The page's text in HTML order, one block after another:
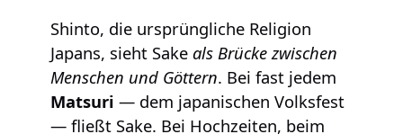
Shinto, die ursprüngliche Religion
Japans, sieht Sake als Brücke zwischen
Menschen und Göttern. Bei fast jedem
Matsuri — dem japanischen Volksfest
— fließt Sake. Bei Hochzeiten, beim